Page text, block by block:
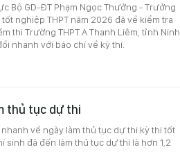
Bộ GD-ĐT Phạm Ngọc Thưởng - Trưởng
nghiệp THPT năm 2026 đã về kiểm tra
thi Trường THPT A Thanh Liêm, tỉnh Ninh
nhanh với báo chí về kỳ thi.
thủ tục dự thi
về ngày làm thủ tục dự thi kỳ thi tốt
sinh đã đến làm thủ tục dự thi là hơn 1,2